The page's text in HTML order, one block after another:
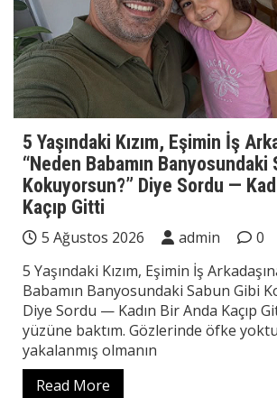
5 Yaşındaki Kızım, Eşimin İş
“Neden Babamın Banyosundaki
Kokuyorsun?” Diye Sordu —
Kaçıp Gitti
5 Ağustos 2026 admin
0
5 Yaşındaki Kızım, Eşimin İş
Babamın Banyosundaki Sabun Gibi
Diye Sordu — Kadın Bir Anda Kaçıp
yüzüne baktım. Gözlerinde öfke
yakalanmış olmanın
Read More